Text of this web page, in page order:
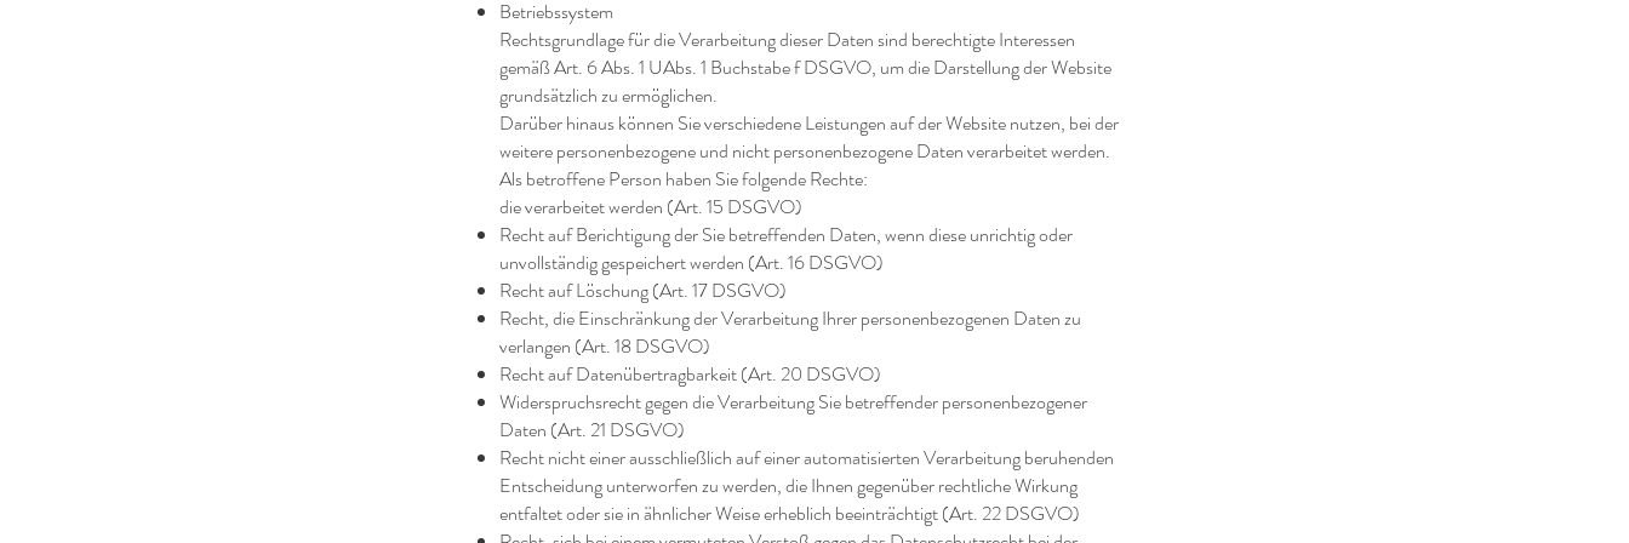
Betriebssystem
Rechtsgrundlage für die Verarbeitung dieser Daten sind berechtigte Interessen
gemäß Art. 6 Abs. 1 UAbs. 1 Buchstabe f DSGVO, um die Darstellung der Website
grundsätzlich zu ermöglichen.
Darüber hinaus können Sie verschiedene Leistungen auf der Website nutzen, bei der
weitere personenbezogene und nicht personenbezogene Daten verarbeitet werden.
Als betroffene Person haben Sie folgende Rechte:
die verarbeitet werden (Art. 15 DSGVO)
Recht auf Berichtigung der Sie betreffenden Daten, wenn diese unrichtig oder
unvollständig gespeichert werden (Art. 16 DSGVO)
Recht auf Löschung (Art. 17 DSGVO)
Recht, die Einschränkung der Verarbeitung Ihrer personenbezogenen Daten zu
verlangen (Art. 18 DSGVO)
Recht auf Datenübertragbarkeit (Art. 20 DSGVO)
Widerspruchsrecht gegen die Verarbeitung Sie betreffender personenbezogener
Daten (Art. 21 DSGVO)
Recht nicht einer ausschließlich auf einer automatisierten Verarbeitung beruhenden
Entscheidung unterworfen zu werden, die Ihnen gegenüber rechtliche Wirkung
entfaltet oder sie in ähnlicher Weise erheblich beeinträchtigt (Art. 22 DSGVO)